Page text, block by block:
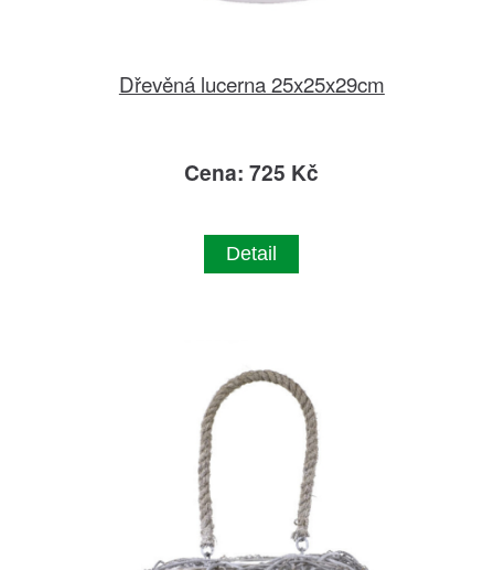
Dřevěná lucerna 25x25x29cm
Cena: 725 Kč
Detail